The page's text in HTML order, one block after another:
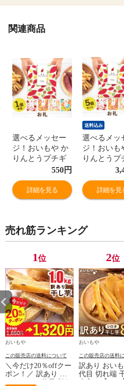
関連商品
選べるメッセー
ジ！おいもや か
りんとうプチギ
フト 【お礼・単
品】 人気 スイー
ツ お菓子 産休
お祝い返し お返
550円
詳細を見る
送料込み
選べるメッ
ジ！おいも
りんとうプ
フト 【お
個セット】
無料 人気 ス
ツ お菓子
定OK！
詳細を見
売れ筋ランキング
1位
おいもや
この販売店の送料について
＼今だけ20％offクー
ポン！／ 訳あり お
2位
おいもや
この販売店の送料
訳あり おい
代目 切れ端